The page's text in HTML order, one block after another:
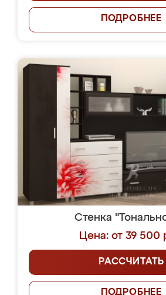
ПОДРОБНЕЕ
Стенка
Цена: от 39 500
РАССЧИТАТЬ
ПОДРОБНЕЕ